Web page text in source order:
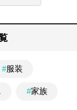
#服装
#家族